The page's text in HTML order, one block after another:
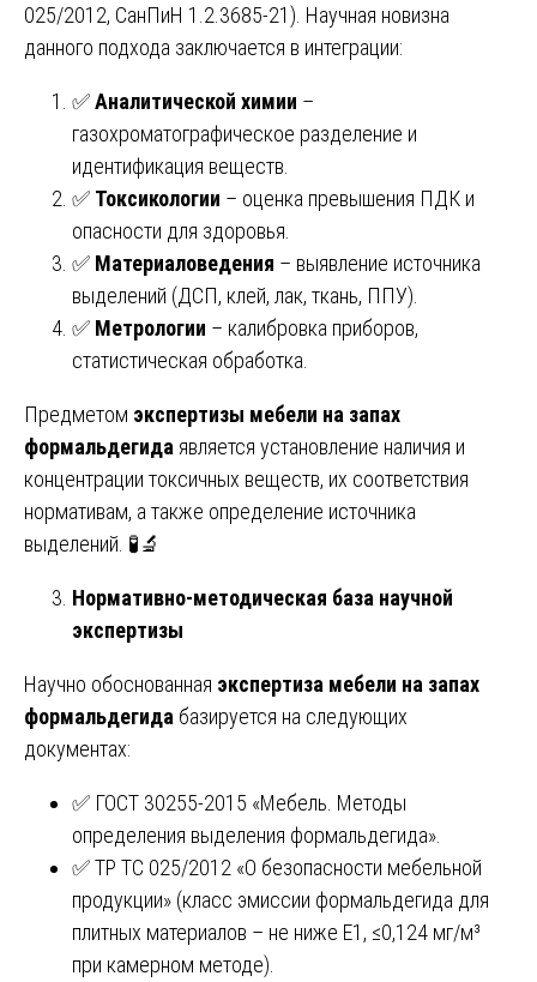
025/2012, СанПиН 1.2.3685-21). Научная новизна
данного подхода заключается в интеграции:
✅Аналитической химии –
газохроматографическое разделение и
идентификация веществ.
✅ Токсикологии – оценка превышения ПДК и
опасности для здоровья.
✅ Материаловедения – выявление источника
выделений (ДСП, клей, лак, ткань, ППУ).
✅ Метрологии – калибровка приборов,
статистическая обработка.
Предметом экспертизы мебели на запах
формальдегида является установление наличия и
концентрации токсичных веществ, их соответствия
нормативам, а также определение источника
выделений. 🧪🔬
Нормативно-методическая база научной
экспертизы
Научно обоснованная экспертиза мебели на запах
формальдегида базируется на следующих
документах:
✅ ГОСТ 30255-2015 «Мебель. Методы
определения выделения формальдегида».
✅ ТР ТС 025/2012 «О безопасности мебельной
продукции» (класс эмиссии формальдегида для
плитных материалов – не ниже Е1, ≤0,124 мг/м³
при камерном методе).